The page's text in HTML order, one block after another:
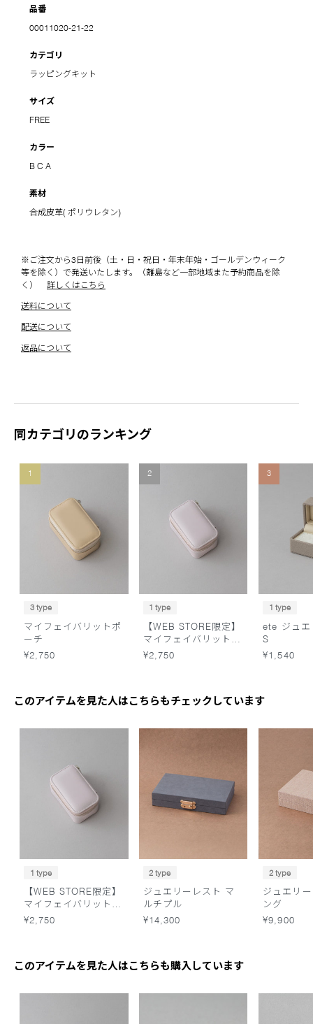
品番
00011020-21-22
カテゴリ
ラッピングキット
サイズ
FREE
カラー
B C A
素材
合成皮革( ポリウレタン)
※ご注文から3日前後（土・日・祝日・年末年始・ゴールデンウィーク
等を除く）で発送いたします。（離島など一部地域また予約商品を除
く）
詳しくはこちら
送料について
配送について
返品について
同カテゴリのランキング
1
3 type
マイフェイバリットポ
ーチ
¥2,750
2
1 type
【WEB STORE限定】
マイフェイバリットポ
ーチ
¥2,750
3
1 type
ete ジュエ
S
¥1,540
このアイテムを見た人はこちらもチェックしています
1 type
【WEB STORE限定】
マイフェイバリットポ
ーチ
¥2,750
2 type
ジュエリーレスト マ
ルチプル
¥14,300
2 type
ジュエリ
ング
¥9,900
このアイテムを見た人はこちらも購入しています